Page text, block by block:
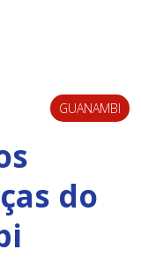
GUANAMBI
do